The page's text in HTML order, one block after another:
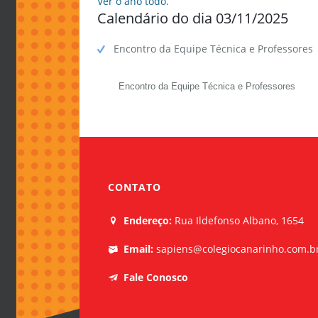
Como avaliamos nossos alunos
Biblioteca
Esportes
Comunicação família-escola
MATRÍCULA 2026
Calendário do dia 03/11/2025
Encontro da Equipe Técnica e Professores
Encontro da Equipe Técnica e Professores
CONTATO
Endereço: Rua Ildefonso Albano, 1654
Email:
Fale Conosco